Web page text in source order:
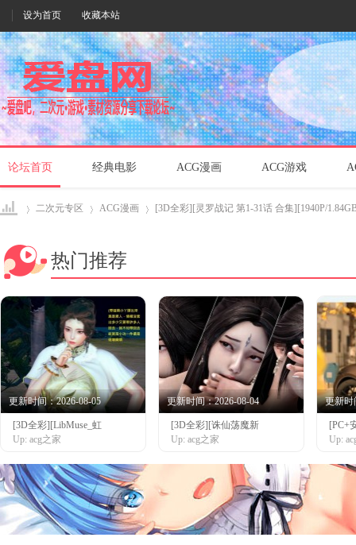
设为首页 收藏本站
论坛首页 经典电影 ACG漫画 ACG游戏
爱盘›
二次元专区
›
ACG漫画
›
[3D全彩][灵罗战记 第1-31话 合集][1940P/
热门推荐
更新时间：2026-08-05
[3D全彩][LibMuse_虹
Up: acg之家
更新时间：2026-08-04
[3D全彩][诛仙荡魔新
Up: acg之家
更新时
[PC+
Up: